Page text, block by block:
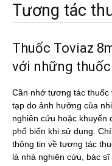
Tương tác
Thuốc Toviaz
với những
Cần nhớ tương tác
tạp do ảnh hưởng của
nghiên cứu hoặc
phổ biến khi sử dụng.
thông tin về tương tác
là nhà nghiên cứu, bác